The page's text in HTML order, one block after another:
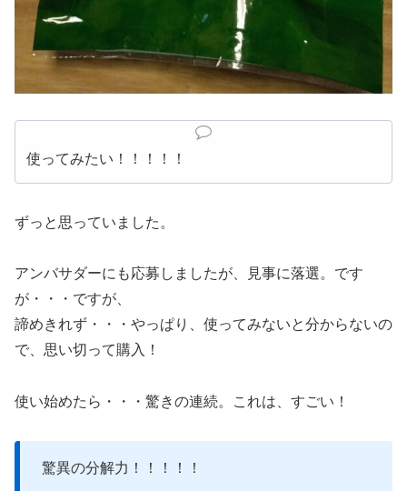
使ってみたい！！！！！
ずっと思っていました。
アンバサダーにも応募しましたが、見事に落選。です
が・・・ですが、
諦めきれず・・・やっぱり、使ってみないと分からないの
で、思い切って購入！
使い始めたら・・・驚きの連続。これは、すごい！
驚異の分解力！！！！！